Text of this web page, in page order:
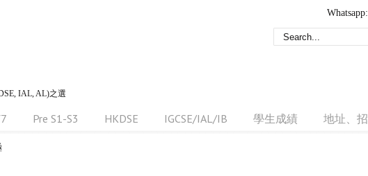
IAL, AL)之選
Pre S1-S3 HKDSE IGCSE/IAL/IB 學生成績 地址、